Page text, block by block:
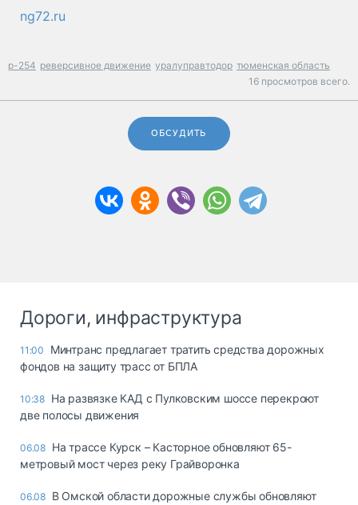
ng72.ru
р-254 реверсивное движение уралуправтодор тюменская область
16 просмотров всего.
ОБСУДИТЬ
Дороги, инфраструктура
11:00
Минтранс предлагает тратить средства дорожных
фондов на защиту трасс от БПЛА
10:38 На развязке КАД с Пулковским шоссе перекроют
две полосы движения
06.08 На трассе Курск – Касторное обновляют 65-
метровый мост через реку Грайворонка
06.08 В Омской области дорожные службы обновляют